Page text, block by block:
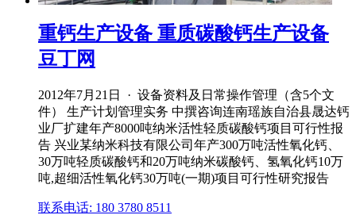
重钙生产设备 重质碳酸钙生产设备
豆丁网
2012年7月21日 · 设备资料及日常操作管理（含5个文
件） 生产计划管理实务 中撰咨询连南瑶族自治县晟达钙
业厂扩建年产8000吨纳米活性轻质碳酸钙项目可行性报
告 兴业某纳米科技有限公司年产300万吨活性氧化钙、
30万吨轻质碳酸钙和20万吨纳米碳酸钙、氢氧化钙10万
吨,超细活性氧化钙30万吨(一期)项目可行性研究报告
联系电话: 180 3780 8511